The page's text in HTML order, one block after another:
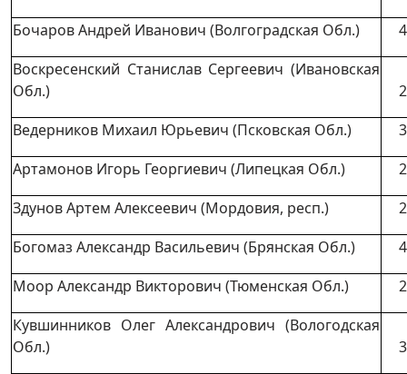
Бочаров Андрей Иванович (Волгоградская Обл.)
Воскресенский Станислав Сергеевич (Ивановская
Обл.)
Ведерников Михаил Юрьевич (Псковская Обл.)
Артамонов Игорь Георгиевич (Липецкая Обл.)
Здунов Артем Алексеевич (Мордовия, респ.)
Богомаз Александр Васильевич (Брянская Обл.)
Моор Александр Викторович (Тюменская Обл.)
Кувшинников Олег Александрович (Вологодская
Обл.)